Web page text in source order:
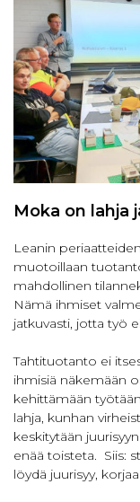
Moka on lahja
Leanin
muotoillaan
mahdollinen
Nämä ihmiset
jatkuvasti, jotta työ
Tahtituotanto ei
ihmisiä näkemään
kehittämään
lahja, kunhan
keskitytään
enää toisteta. Siis:
löydä juurisyy,